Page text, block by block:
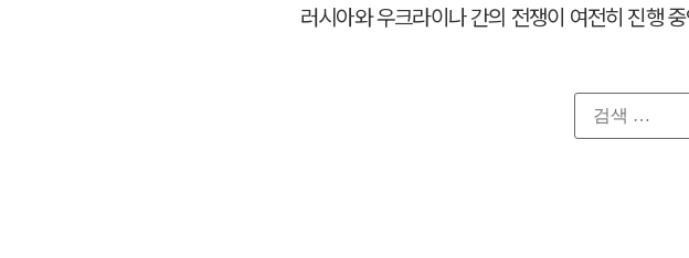
러시아와 우크라이나 간의 전쟁이 여전히 진행
검
색: